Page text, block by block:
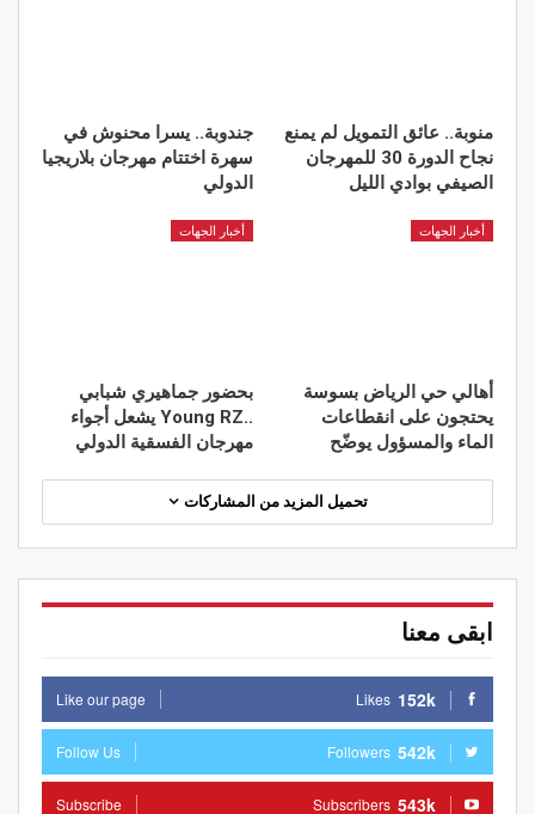
منوبة.. عائق التمويل لم يمنع
نجاح الدورة 30 للمهرجان
الصيفي بوادي الليل
جندوبة.. يسرا محنوش في
سهرة اختتام مهرجان بلاريجيا
الدولي
أخبار الجهات
أهالي حي الرياض بسوسة
يحتجون على انقطاعات
الماء والمسؤول يوضّح
أخبار الجهات
بحضور جماهيري شبابي
..Young RZ يشعل أجواء
مهرجان الفسقية الدولي
تحميل المزيد من المشاركات
ابقى معنا
152k
Likes
Like our page
542k
Followers
Follow Us
543k
Subscribers
Subscribe